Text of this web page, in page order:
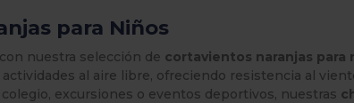
para Niños
nuestra selección de cortavientos naranjas para
al aire libre, ofreciendo resistencia al
excursiones o eventos deportivos, nuestras